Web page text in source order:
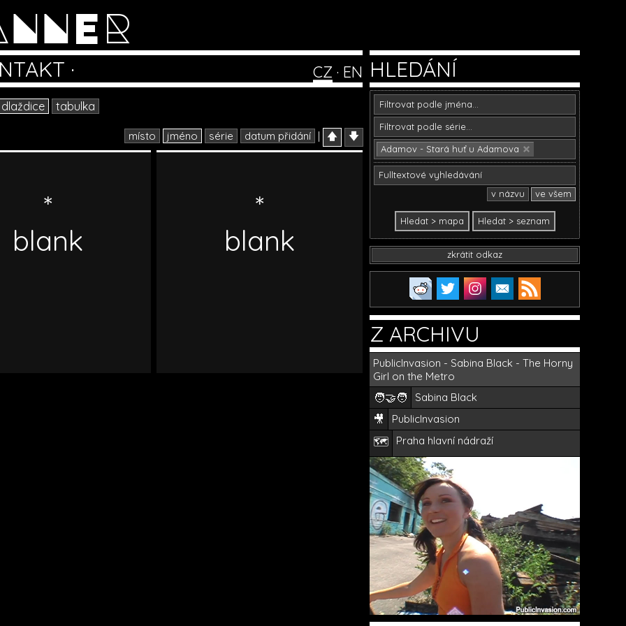
· CZ · EN
dlaždice tabulka
místo jméno série datum přidání | 🡅 🡇
*
blank
*
blank
HLEDÁNÍ
Adamov - Stará huť u Adamova
v názvu ve všem
zkrátit odkaz
Z ARCHIVU
PublicInvasion - Sabina Black - The Horny
Girl on the Metro
🧑‍🤝‍🧑 Sabina Black
🎥 PublicInvasion
🗺️ Praha hlavní nádraží